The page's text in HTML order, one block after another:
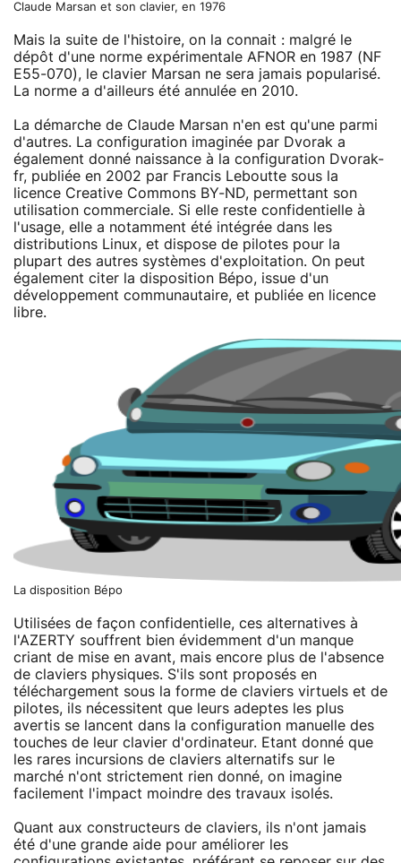
Claude Marsan et son clavier, en 1976
Mais la suite de l'histoire, on la connait : malgré le
dépôt d'une norme expérimentale AFNOR en 1987 (NF
E55-070), le clavier Marsan ne sera jamais popularisé.
La norme a d'ailleurs été annulée en 2010.
La démarche de Claude Marsan n'en est qu'une parmi
d'autres. La configuration imaginée par Dvorak a
également donné naissance à la configuration Dvorak-
fr, publiée en 2002 par Francis Leboutte sous la
licence Creative Commons BY-ND, permettant son
utilisation commerciale. Si elle reste confidentielle à
l'usage, elle a notamment été intégrée dans les
distributions Linux, et dispose de pilotes pour la
plupart des autres systèmes d'exploitation. On peut
également citer la disposition Bépo, issue d'un
développement communautaire, et publiée en licence
libre.
La disposition Bépo
Utilisées de façon confidentielle, ces alternatives à
l'AZERTY souffrent bien évidemment d'un manque
criant de mise en avant, mais encore plus de l'absence
de claviers physiques. S'ils sont proposés en
téléchargement sous la forme de claviers virtuels et de
pilotes, ils nécessitent que leurs adeptes les plus
avertis se lancent dans la configuration manuelle des
touches de leur clavier d'ordinateur. Etant donné que
les rares incursions de claviers alternatifs sur le
marché n'ont strictement rien donné, on imagine
facilement l'impact moindre des travaux isolés.
Quant aux constructeurs de claviers, ils n'ont jamais
été d'une grande aide pour améliorer les